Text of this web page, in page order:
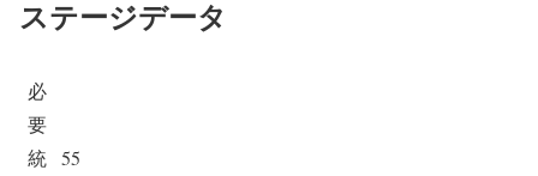
ステージデータ
必
要
統 55